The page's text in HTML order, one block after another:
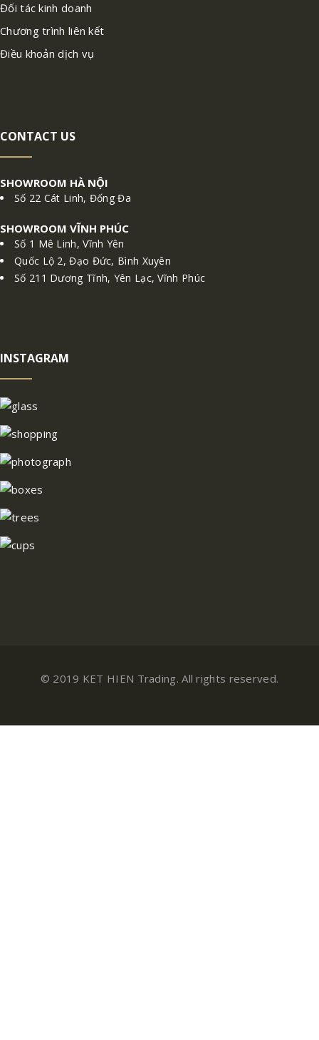
Đối tác kinh doanh
Chương trình liên kết
Điều khoản dịch vụ
CONTACT US
SHOWROOM HÀ NỘI
Số 22 Cát Linh, Đống Đa
SHOWROOM VĨNH PHÚC
Số 1 Mê Linh, Vĩnh Yên
Quốc Lộ 2, Đạo Đức, Bình Xuyên
Số 211 Dương Tĩnh, Yên Lạc, Vĩnh Phúc
INSTAGRAM
© 2019 KET HIEN Trading. All rights reserved.